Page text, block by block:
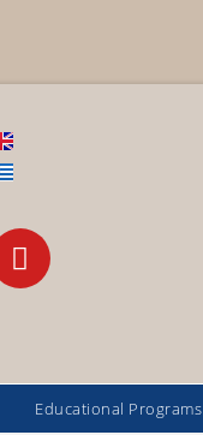
Educational Programs